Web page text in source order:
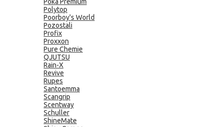
Polytop
Poorboy's World
Pozostali
Profix
Proxxon
Pure Chemie
QJUTSU
Rain-X
Revive
Rupes
Santoemma
Scangrip
Scentway
Schuller
ShineMate